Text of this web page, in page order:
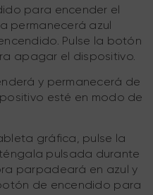
para encender el
permanecerá azul
Pulse la botón
apagar el dispositivo.
y permanecerá de
esté en modo de
gráfica, pulse la
pulsada durante
parpadeará en azul y
de encendido para